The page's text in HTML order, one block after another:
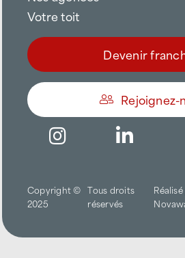
Votre toit
Devenir
Rejoignez-
Copyright ©
2025
Tous droits
réservés